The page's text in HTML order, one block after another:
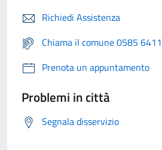
Richiedi Assistenza
Chiama il comune 0585 6411
Prenota un appuntamento
Problemi in città
Segnala disservizio